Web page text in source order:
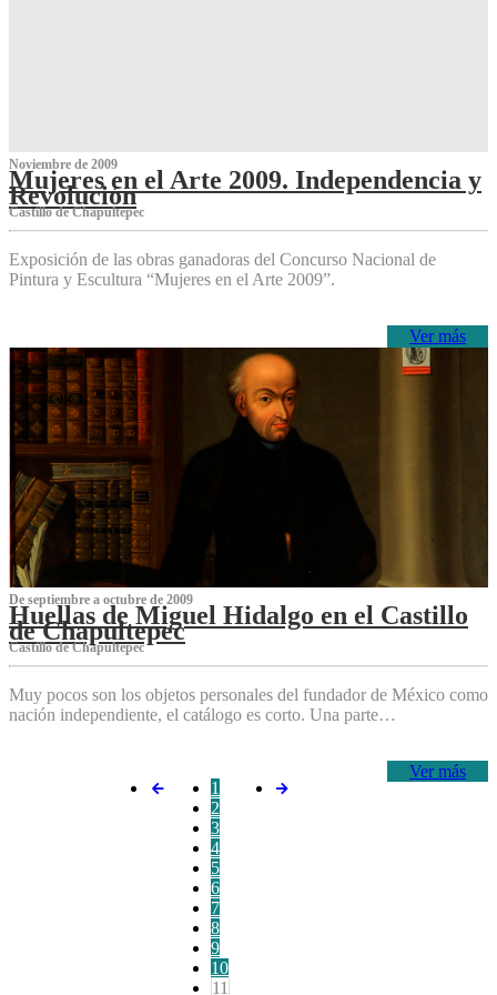
Noviembre de 2009
Mujeres en el Arte 2009. Independencia y
Revolución
Castillo de Chapultepec
Exposición de las obras ganadoras del Concurso Nacional de
Pintura y Escultura “Mujeres en el Arte 2009”.
Ver más
De septiembre a octubre de 2009
Huellas de Miguel Hidalgo en el Castillo
de Chapultepec
Castillo de Chapultepec
Muy pocos son los objetos personales del fundador de México como
nación independiente, el catálogo es corto. Una parte…
Ver más
1
2
3
4
5
6
7
8
9
10
11